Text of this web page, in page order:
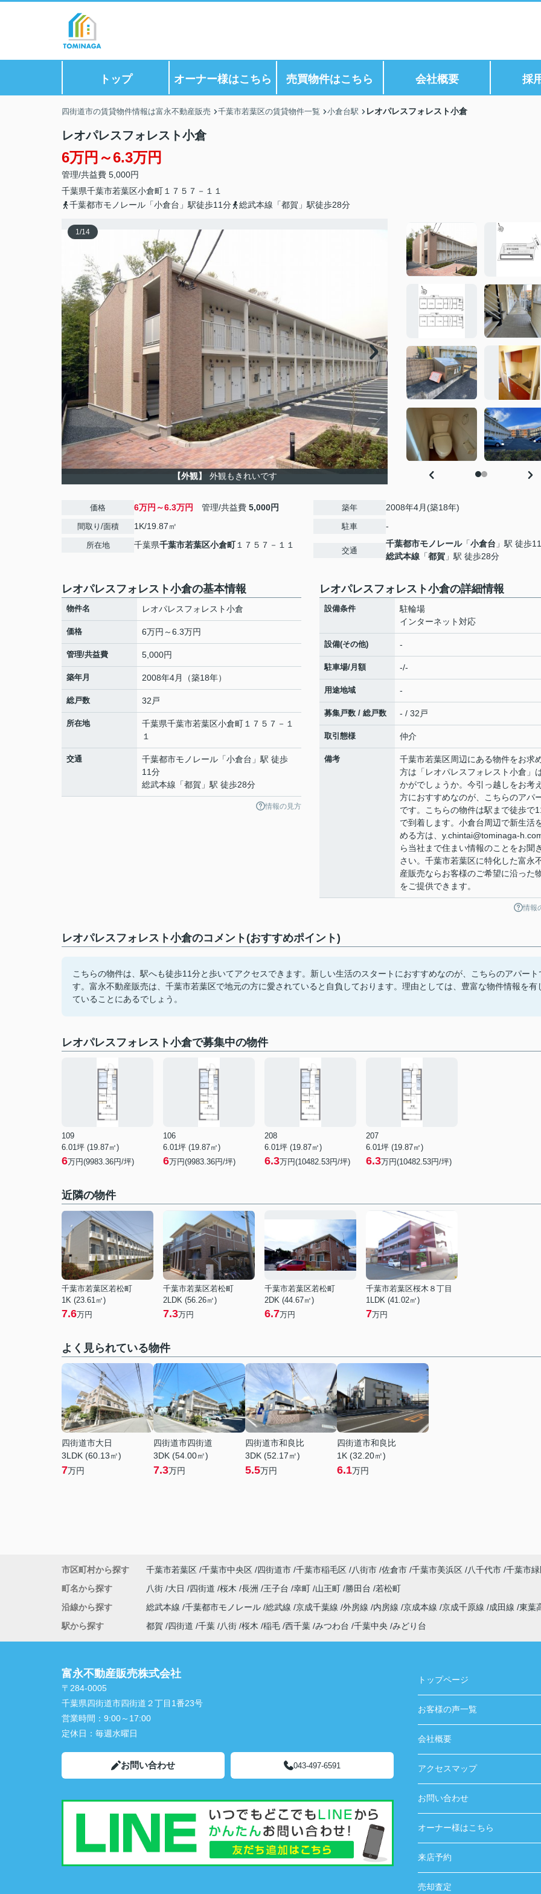
トップ オーナー様はこちら 売買物件はこちら 会社概要 採
四街道市の賃貸物件情報は富永不動産販売 千葉市若葉区の賃貸物件一覧 小倉台駅 レオパレスフォレスト小倉
レオパレスフォレスト小倉
6万円～6.3万円
管理/共益費 5,000円
千葉県千葉市若葉区小倉町 １７５７－１１
千葉都市モノレール「小倉台」駅徒歩11分
総武本線「都賀」駅徒歩28分
1/14
【外観】 外観もきれいです
価格 6万円～6.3万円 管理/共益費 5,000円
間取り/面積 1K/19.87㎡
所在地 千葉県千葉市若葉区小倉町１７５７－１１
築年 2008年4月(築18年)
駐車 -
交通
千葉都市モノレール「小倉台 」駅 徒歩
総武本線 「都賀 」駅 徒歩28分
レオパレスフォレスト小倉の基本情報
物件名 レオパレスフォレスト小倉
価格 6万円～6.3万円
管理/共益費 5,000円
築年月 2008年4月（築18年）
総戸数 32戸
所在地 千葉県千葉市若葉区小倉町 １７５７－１
１
交通 千葉都市モノレール 「小倉台 」駅 徒歩
11分
総武本線 「都賀 」駅 徒歩28分
情報の見方
レオパレスフォレスト小倉の詳細情報
設備条件
駐輪場
インターネット対応
設備(その他) -
駐車場/月額 -/-
用途地域 -
募集戸数 / 総戸数 - / 32戸
取引態様 仲介
備考
千葉市若葉区周辺にある物件をお求
方は「レオパレスフォレスト小倉」
かがでしょうか。今引っ越しをお考
方におすすめなのが、こちらのアパ
です。こちらの物件は駅まで徒歩で
で到着します。小倉台周辺で新生活
める方は、y.chintai@tominaga-
ら当社まで住まい情報のことをお聞
さい。千葉市若葉区に特化した富永
産販売ならお客様のご希望に沿った
をご提供できます。
情報
レオパレスフォレスト小倉のコメント(おすすめポイント)
こちらの物件は、駅へも徒歩11分と歩いてアクセスできます。新しい生活のスタートにおすすめなのが、こちらのアパート
す。富永不動産販売は、千葉市若葉区で地元の方に愛されていると自負しております。理由としては、豊富な物件情報を有
ていることにあるでしょう。
レオパレスフォレスト小倉で募集中の物件
109
6.01坪 (19.87㎡)
6万円(9983.36円/坪)
106
6.01坪 (19.87㎡)
6万円(9983.36円/坪)
208
6.01坪 (19.87㎡)
6.3万円(10482.53円/坪)
207
6.01坪 (19.87㎡)
6.3万円(10482.53円/坪)
近隣の物件
千葉市若葉区若松町
1K (23.61㎡)
7.6万円
千葉市若葉区若松町
2LDK (56.26㎡)
7.3万円
千葉市若葉区若松町
2DK (44.67㎡)
6.7万円
千葉市若葉区桜木８丁目
1LDK (41.02㎡)
7万円
よく見られている物件
四街道市大日
3LDK (60.13㎡)
7万円
四街道市四街道
3DK (54.00㎡)
7.3万円
四街道市和良比
3DK (52.17㎡)
5.5万円
四街道市和良比
1K (32.20㎡)
6.1万円
市区町村から探す 千葉市若葉区 千葉市中央区 四街道市 千葉市稲毛区 八街市 佐倉市 千葉市美浜区 八千代市 千葉市
町名から探す
八街 大日 四街道 桜木 長洲 王子台 幸町 山王町 勝田台 若松町
沿線から探す
総武本線 千葉都市モノレール 総武線 京成千葉線 外房線 内房線 京成本線 京成千原線 成田線 東葉
駅から探す
都賀 四街道 千葉 八街 桜木 稲毛 西千葉 みつわ台 千葉中央 みどり台
富永不動産販売株式会社
〒284-0005
千葉県四街道市四街道２丁目1番23号
営業時間： 9:00～17:00
定休日： 毎週水曜日
お問い合わせ 043-497-6591
トップページ
お客様の声一覧
会社概要
アクセスマップ
お問い合わせ
オーナー様はこちら
来店予約
売却査定